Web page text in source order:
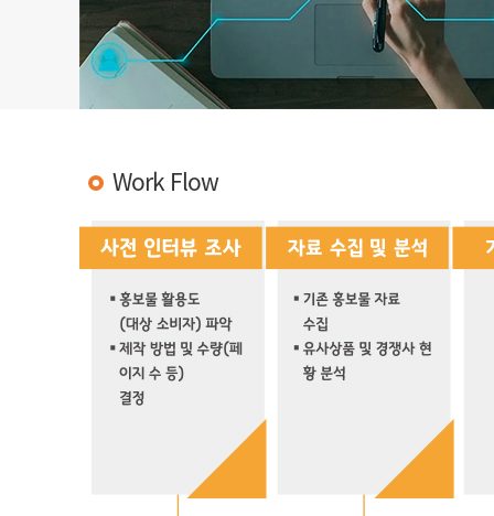
Work Flow